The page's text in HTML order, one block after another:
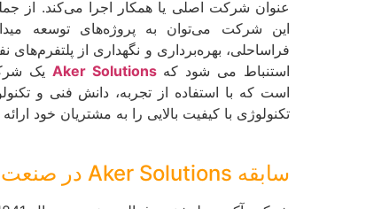
عنوان شرکت اصلی یا همکار اجرا می‌کند. از
این شرکت می‌توان به پروژه‌های توسعه
فراساحلی، بهره‌برداری و نگهداری از پلتفرم‌های
استنباط می شود کهAker Solutions یک
است که با استفاده از تجربه، دانش فنی و
تکنولوژی با کیفیت بالایی را به مشتریان خود
سابقه Aker Solutions در صنعت